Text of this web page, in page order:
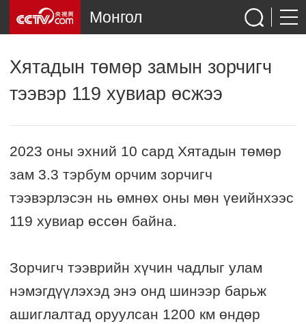
Монгол
Хятадын төмөр замын зорчигч
тээвэр 119 хувиар өсжээ
2023 оны эхний 10 сард Хятадын төмөр
зам 3.3 тэрбум орчим зорчигч
тээвэрлэсэн нь өмнөх оны мөн үеийнхээс
119 хувиар өссөн байна.
Зорчигч тээврийн хүчин чадлыг улам
нэмэгдүүлэхэд энэ онд шинээр барьж
ашиглалтад оруулсан 1200 км өндөр